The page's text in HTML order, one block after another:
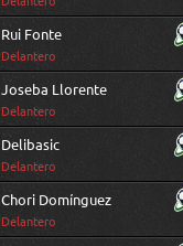
Rui Fonte
Delantero
Joseba Llorente
Delantero
Delibasic
Delantero
Chori Domínguez
Delantero